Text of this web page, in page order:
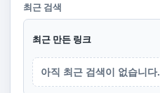
최근 검색
최근 만든 링크
아직 최근 검색이 없습니다.